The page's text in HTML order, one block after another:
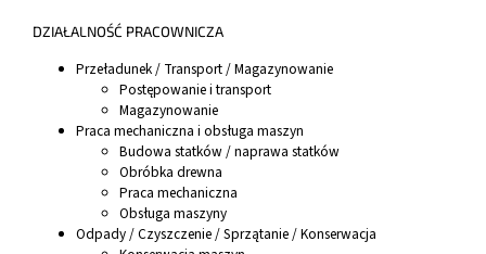
DZIAŁALNOŚĆ PRACOWNICZA
Przeładunek / Transport / Magazynowanie
Postępowanie i transport
Magazynowanie
Praca mechaniczna i obsługa maszyn
Budowa statków / naprawa statków
Obróbka drewna
Praca mechaniczna
Obsługa maszyny
Odpady / Czyszczenie / Sprzątanie / Konserwacja